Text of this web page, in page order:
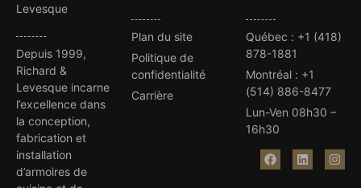
Levesque
Depuis 1999,
Richard &
Levesque incarne
l’excellence dans
la conception,
fabrication et
installation
d’armoires de
Plan du site
Politique de
confidentialité
Carrière
Québec : +1 (418)
878-1881
Montréal : +1
(514) 886-8477
Lun-Ven 08h30 –
16h30